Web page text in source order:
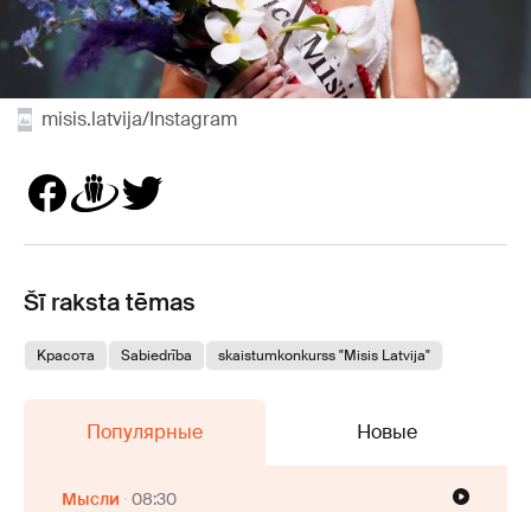
misis.latvija/Instagram
Šī raksta tēmas
Kрасота Sabiedrība skaistumkonkurss "Misis Latvija"
Популярные Новые
Мысли 08:30